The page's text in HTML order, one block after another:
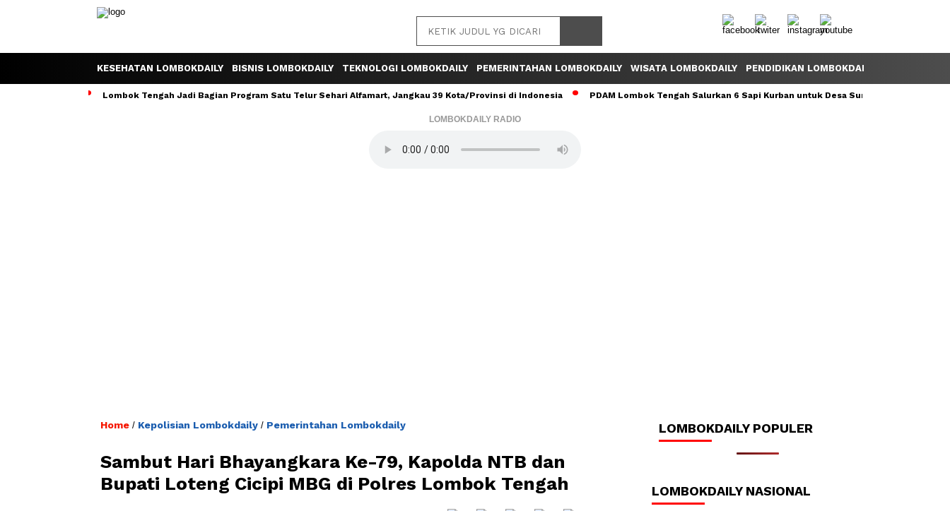
KESEHATAN LOMBOKDAILY BISNIS LOMBOKDAILY TEKNOLOGI LOMBOKDAILY PEMERINTAHAN LOMBOKDAILY WISATA LOMBOKDAILY PENDIDIKAN LOMBOKDAILY
Lombok Tengah Jadi Bagian Program Satu Telur Sehari Alfamart, Jangkau 39 Kota/Provinsi di Indonesia PDAM Lombok Tengah Salurkan 6 Sapi Kurban untuk Desa Sumber Mata Air
LOMBOKDAILY RADIO
Home / Kepolisian Lombokdaily / Pemerintahan Lombokdaily
Sambut Hari Bhayangkara Ke-79, Kapolda NTB dan
Bupati Loteng Cicipi MBG di Polres Lombok Tengah
LOMBOKDAILY POPULER
LOMBOKDAILY NASIONAL